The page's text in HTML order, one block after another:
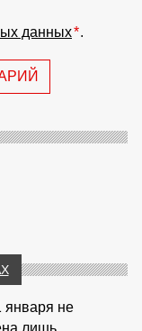
данных*.
не
лишь